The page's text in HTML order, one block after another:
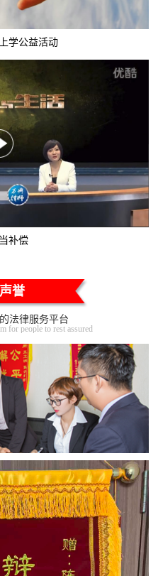
学公益活动
补偿
誉
法律服务平台
for people to rest assured